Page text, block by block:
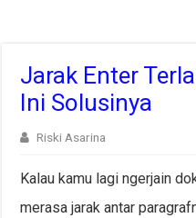
Jarak Enter
Ini Solusinya
Riski Asarina
Kalau kamu lagi ngerjain
merasa jarak antar